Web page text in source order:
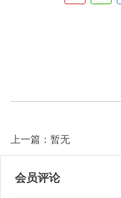
上一篇：暂无
会员评论